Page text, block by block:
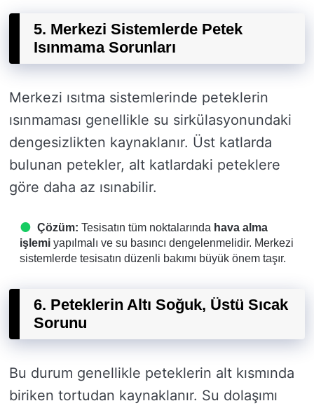
5. Merkezi Sistemlerde Petek
Isınmama Sorunları
Merkezi ısıtma sistemlerinde peteklerin
ısınmaması genellikle su sirkülasyonundaki
dengesizlikten kaynaklanır. Üst katlarda
bulunan petekler, alt katlardaki peteklere
göre daha az ısınabilir.
Çözüm: Tesisatın tüm noktalarında hava alma
işlemi yapılmalı ve su basıncı dengelenmelidir. Merkezi
sistemlerde tesisatın düzenli bakımı büyük önem taşır.
6. Peteklerin Altı Soğuk, Üstü Sıcak
Sorunu
Bu durum genellikle peteklerin alt kısmında
biriken tortudan kaynaklanır. Su dolaşımı